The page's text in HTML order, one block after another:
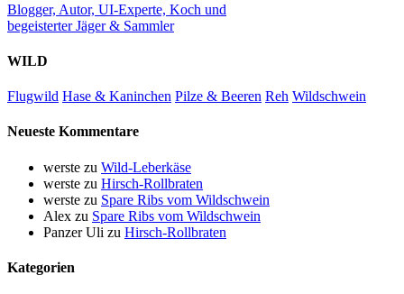
Blogger, Autor, UI-Experte, Koch und
begeisterter Jäger & Sammler
WILD
Flugwild Hase & Kaninchen Pilze & Beeren Reh Wildschwein
Neueste Kommentare
werste zu Wild-Leberkäse
werste zu Hirsch-Rollbraten
werste zu Spare Ribs vom Wildschwein
Alex zu Spare Ribs vom Wildschwein
Panzer Uli zu Hirsch-Rollbraten
Kategorien